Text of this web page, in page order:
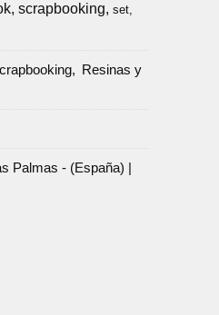
scrapbooking set
Resinas y
Palmas - (España) |